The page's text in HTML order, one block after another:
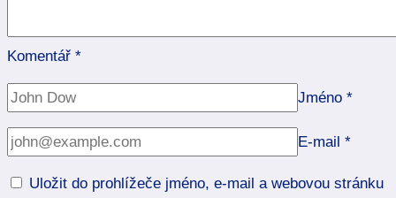
Komentář *
Jméno *
E-mail *
Uložit do prohlížeče jméno, e-mail a webovou stránku